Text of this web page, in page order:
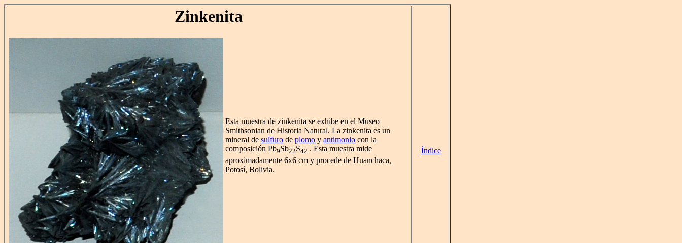
Zinkenita
Esta muestra de zinkenita se exhibe en el Museo
Smithsonian de Historia Natural. La zinkenita es un
mineral de sulfuro de plomo y antimonio con la
composición Pb9Sb22S42 . Esta muestra mide
aproximadamente 6x6 cm y procede de Huanchaca,
Potosí, Bolivia.
Índice